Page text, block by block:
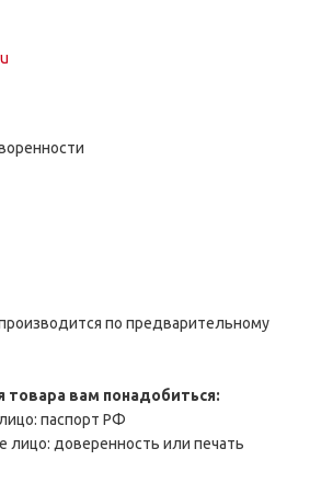
по предварительному
товара вам понадобиться:
паспорт РФ
лицо: доверенность или печать